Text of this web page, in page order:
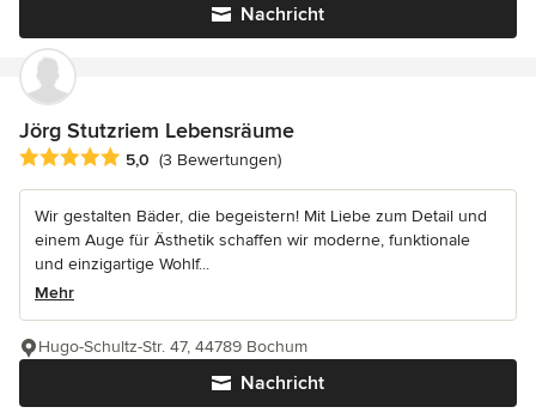
Nachricht
Jörg Stutzriem Lebensräume
Durchschnittliche Bewertung: 5 von 5 Sternen
5,0 (3 Bewertungen)
Wir gestalten Bäder, die begeistern! Mit Liebe zum Detail und
einem Auge für Ästhetik schaffen wir moderne, funktionale
und einzigartige Wohlf...
Mehr
Nachricht
Hugo-Schultz-Str. 47, 44789 Bochum